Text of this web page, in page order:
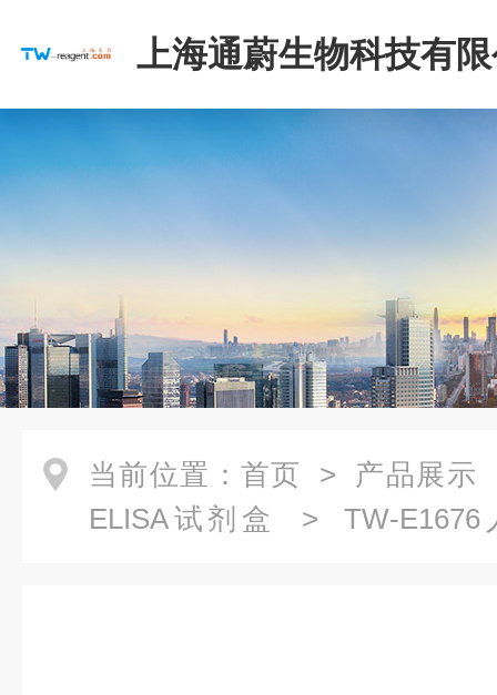
上海通蔚生物科技有
当前位置： 首页 > 产品展示
ELISA试剂盒
> TW-E1676